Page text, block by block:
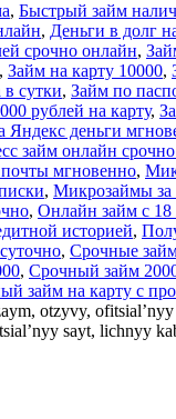
, Быстрый займ
, Деньги в долг
срочно онлайн,
, Займ на карту 10000,
сутки, Займ по
рублей на карту,
Яндекс деньги
займ онлайн срочно
мгновенно,
, Микрозаймы за
, Онлайн займ с 18
историей,
, Срочные
, Срочный займ
займ на карту с
otzyvy,
sayt, lichnyy